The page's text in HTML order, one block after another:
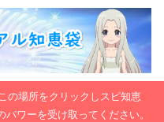
の場所をクリックしスピ知恵
ワーを受け取ってください。